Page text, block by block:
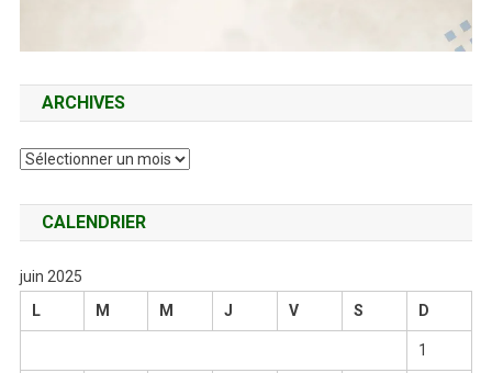
ARCHIVES
Archives
CALENDRIER
juin 2025
L
M M J V S D
1